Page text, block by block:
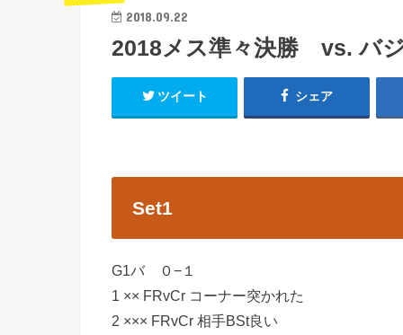
2018.09.22
2018メス準々決勝 vs. バ
ツイート シェア
Set1
G1バ ０−１
1 ×× FRvCr コーナー突かれた
2 ××× FRvCr 相手BSt良い